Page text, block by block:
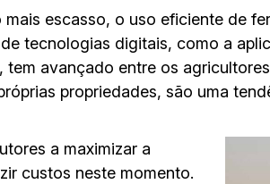
escasso, o uso eficiente de
tecnologias digitais, como a
avançado entre os
propriedades, são uma
a maximizar a
custos neste momento.